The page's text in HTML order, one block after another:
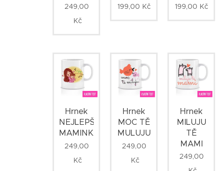
249,00
Kč
199,00 Kč 199,00 Kč
Hrnek
NEJLEPŠÍ
MAMINKA
249,00
Kč
Hrnek
MOC TĚ
MULUJU
249,00
Kč
Hrnek
MILUJU
TĚ
MAMI
249,00